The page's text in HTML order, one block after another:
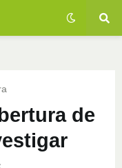
de